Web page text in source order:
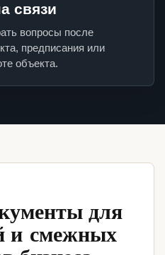
связи
вопросы после
предписания или
объекта.
для
и смежных